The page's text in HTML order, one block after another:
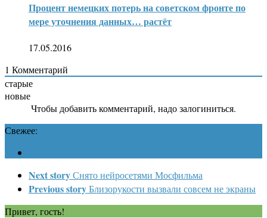
Процент немецких потерь на советском фронте по
мере уточнения данных… растёт
17.05.2016
1 Комментарий
старые
новые
Чтобы добавить комментарий, надо залогиниться.
Свежее:
Next storyСнято нейросетями Мосфильма
Previous storyБлизорукости вызвали совсем не экраны
Привет, гость!